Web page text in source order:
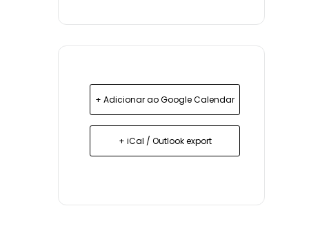
+ Adicionar ao Google Calendar
+ iCal / Outlook export